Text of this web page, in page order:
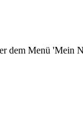
dem Menü 'Mein